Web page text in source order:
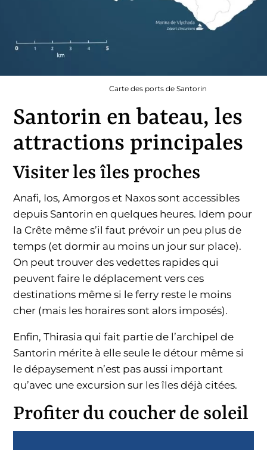
Carte des ports de Santorin
Santorin en bateau, les
attractions principales
Visiter les îles proches
Anafi, Ios, Amorgos et Naxos sont accessibles
depuis Santorin en quelques heures. Idem pour
la Crête même s’il faut prévoir un peu plus de
temps (et dormir au moins un jour sur place).
On peut trouver des vedettes rapides qui
peuvent faire le déplacement vers ces
destinations même si le ferry reste le moins
cher (mais les horaires sont alors imposés).
Enfin, Thirasia qui fait partie de l’archipel de
Santorin mérite à elle seule le détour même si
le dépaysement n’est pas aussi important
qu’avec une excursion sur les îles déjà citées.
Profiter du coucher de soleil